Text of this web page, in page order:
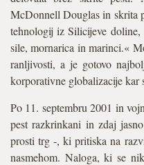
McDonnell Douglas in skrita
tehnologij iz Silicijeve doline,
sile, mornarica in marinci.«
ranljivosti, a je gotovo
korporativne globalizacije kar
Po 11. septembru 2001 in
pest razkrinkani in zdaj
prosti trg -, ki pritiska na
nasmehom. Naloga, ki se